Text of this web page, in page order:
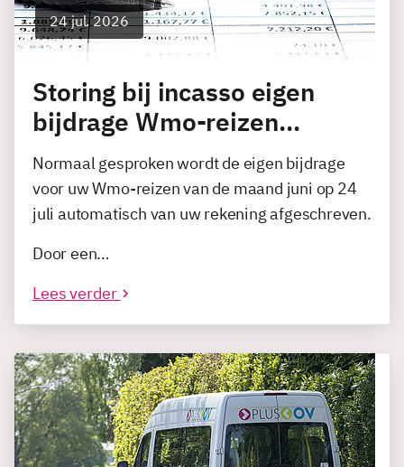
24 jul. 2026
Storing bij incasso eigen
bijdrage Wmo-reizen…
Normaal gesproken wordt de eigen bijdrage
voor uw Wmo-reizen van de maand juni op 24
juli automatisch van uw rekening afgeschreven.
Door een…
Lees verder